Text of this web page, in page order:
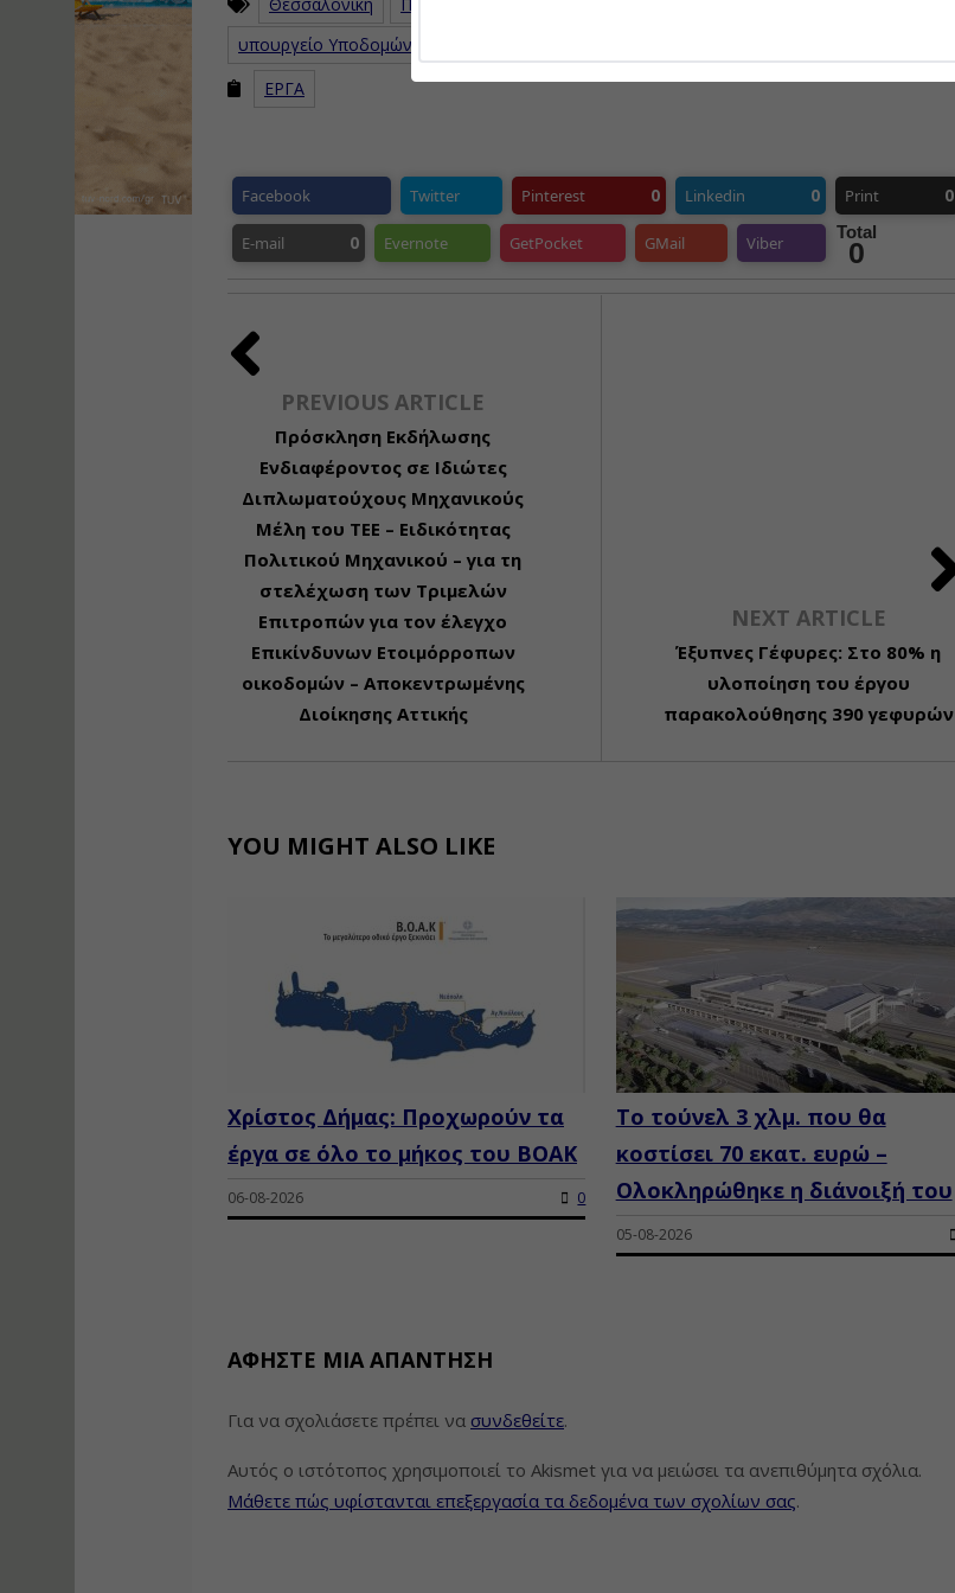
υπουργείο Υποδομών και Μεταφορών
ΕΡΓΑ
Facebook Twitter Pinterest 0 Linkedin 0 Print 0
E-mail 0 Evernote GetPocket GMail Viber
Total
0
PREVIOUS ARTICLE
Πρόσκληση Εκδήλωσης
Ενδιαφέροντος σε Ιδιώτες
Διπλωματούχους Μηχανικούς
Μέλη του ΤΕΕ – Ειδικότητας
Πολιτικού Μηχανικού – για τη
στελέχωση των Τριμελών
Επιτροπών για τον έλεγχο
Επικίνδυνων Ετοιμόρροπων
οικοδομών – Αποκεντρωμένης
Διοίκησης Αττικής
NEXT ARTICLE
Έξυπνες Γέφυρες: Στο 80% η
υλοποίηση του έργου
παρακολούθησης 390 γεφυρών
YOU MIGHT ALSO LIKE
Χρίστος Δήμας: Προχωρούν τα
έργα σε όλο το μήκος του ΒΟΑΚ
06-08-2026 0
Το τούνελ 3 χλμ. που θα
κοστίσει 70 εκατ. ευρώ –
Ολοκληρώθηκε η διάνοιξή του
05-08-2026
ΑΦΉΣΤΕ ΜΙΑ ΑΠΆΝΤΗΣΗ
Για να σχολιάσετε πρέπει να συνδεθείτε.
Αυτός ο ιστότοπος χρησιμοποιεί το Akismet για να μειώσει τα ανεπιθύμητα σχόλια.
Μάθετε πώς υφίστανται επεξεργασία τα δεδομένα των σχολίων σας.